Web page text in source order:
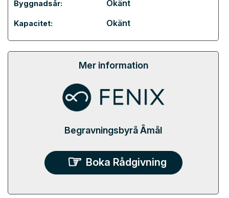
Byggnadsår: Okänt
Kapacitet: Okänt
Mer information
Begravningsbyrå Åmål
Boka Rådgivning